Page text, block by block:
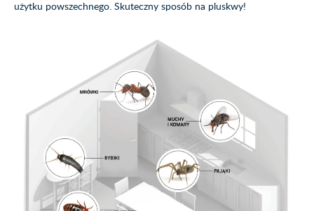
użytku powszechnego. Skuteczny sposób na pluskwy!